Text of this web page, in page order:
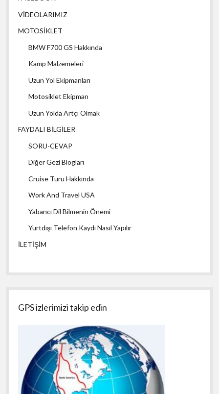
VİDEOLARIMIZ
MOTOSİKLET
BMW F700 GS Hakkında
Kamp Malzemeleri
Uzun Yol Ekipmanları
Motosiklet Ekipman
Uzun Yolda Artçı Olmak
FAYDALI BİLGİLER
SORU-CEVAP
Diğer Gezi Blogları
Cruise Turu Hakkında
Work And Travel USA
Yabancı Dil Bilmenin Önemi
Yurtdışı Telefon Kaydı Nasıl Yapılır
İLETİŞİM
GPS izlerimizi takip edin